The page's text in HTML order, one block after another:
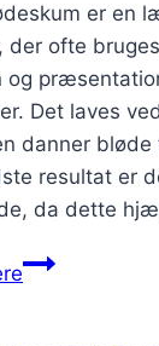
er en
der ofte
og
Det laves
danner bløde
resultat er
da dette
Hjemmelavet